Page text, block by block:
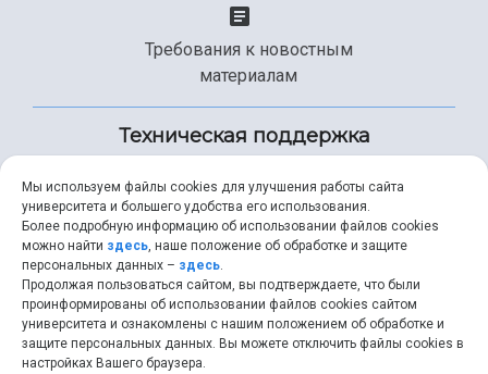
Требования к новостным
материалам
Техническая поддержка
+7 (846) 267-49-99
help@ssau.ru
Мы используем файлы cookies для улучшения работы сайта
университета и большего удобства его использования.
Более подробную информацию об использовании файлов cookies
можно найти здесь, наше положение об обработке и защите
персональных данных – здесь.
Продолжая пользоваться сайтом, вы подтверждаете, что были
проинформированы об использовании файлов cookies сайтом
университета и ознакомлены с нашим положением об обработке и
защите персональных данных. Вы можете отключить файлы cookies в
настройках Вашего браузера.